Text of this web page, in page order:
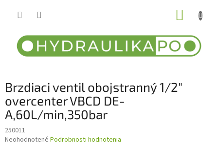
Brzdiaci ventil obojstranný 1/2"
overcenter VBCD DE-
A,60L/min,350bar
250011
Priemerné
Neohodnotené Podrobnosti hodnotenia